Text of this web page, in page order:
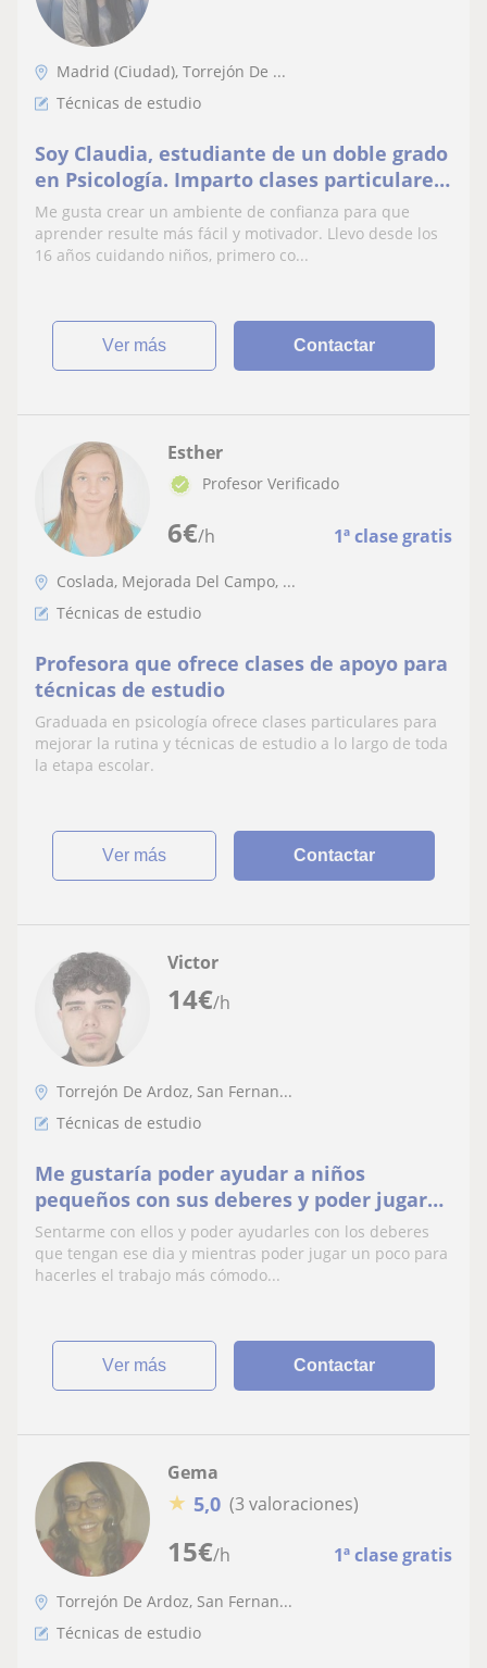
Madrid (Ciudad), Torrejón De ...
Técnicas de estudio
Soy Claudia, estudiante de un doble grado
en Psicología. Imparto clases particulares
a niños de Primaria y ESO, tanto de forma
pre
Me gusta crear un ambiente de confianza para que
aprender resulte más fácil y motivador. Llevo desde los
16 años cuidando niños, primero co...
ver más Contactar
6€/h 1ª clase gratis
Esther
Profesor Verificado
Coslada, Mejorada Del Campo, ...
Técnicas de estudio
Profesora que ofrece clases de apoyo para
técnicas de estudio
Graduada en psicología ofrece clases particulares para
mejorar la rutina y técnicas de estudio a lo largo de toda
la etapa escolar.
ver más Contactar
14€/h
Victor
Torrejón De Ardoz, San Fernan...
Técnicas de estudio
Me gustaría poder ayudar a niños
pequeños con sus deberes y poder jugar
con ellos ya que soy una persona maja y
que me gustan
Sentarme con ellos y poder ayudarles con los deberes
que tengan ese dia y mientras poder jugar un poco para
hacerles el trabajo más cómodo...
ver más Contactar
15€/h 1ª clase gratis
Gema
★ 5,0 (3 valoraciones)
Torrejón De Ardoz, San Fernan...
Técnicas de estudio